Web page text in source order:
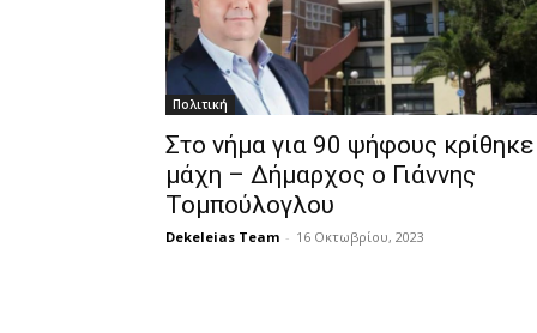
Πολιτική
Στο νήμα για 90 ψήφους
μάχη – Δήμαρχος ο Γιάννης
Τομπούλογλου
Dekeleias Team - 16 Οκτωβρίου, 2023